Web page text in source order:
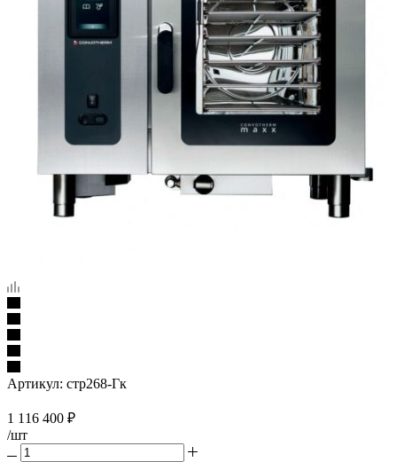
Артикул: стр268-Гк
1 116 400 ₽
/шт